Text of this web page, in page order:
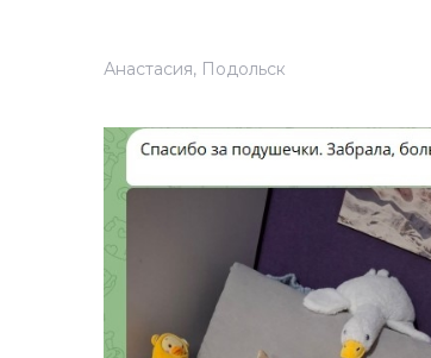
Анастасия, Подольск